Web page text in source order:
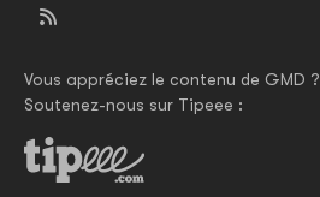
Vous appréciez le contenu de GMD ?
Soutenez-nous sur Tipeee :